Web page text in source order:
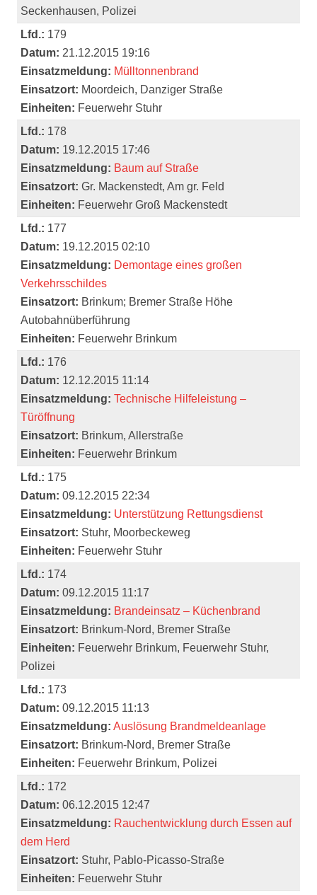
Seckenhausen, Polizei
Lfd.: 179
Datum: 21.12.2015 19:16
Einsatzmeldung: Mülltonnenbrand
Einsatzort: Moordeich, Danziger Straße
Einheiten: Feuerwehr Stuhr
Lfd.: 178
Datum: 19.12.2015 17:46
Einsatzmeldung: Baum auf Straße
Einsatzort: Gr. Mackenstedt, Am gr. Feld
Einheiten: Feuerwehr Groß Mackenstedt
Lfd.: 177
Datum: 19.12.2015 02:10
Einsatzmeldung: Demontage eines großen
Verkehrsschildes
Einsatzort: Brinkum; Bremer Straße Höhe
Autobahnüberführung
Einheiten: Feuerwehr Brinkum
Lfd.: 176
Datum: 12.12.2015 11:14
Einsatzmeldung: Technische Hilfeleistung –
Türöffnung
Einsatzort: Brinkum, Allerstraße
Einheiten: Feuerwehr Brinkum
Lfd.: 175
Datum: 09.12.2015 22:34
Einsatzmeldung: Unterstützung Rettungsdienst
Einsatzort: Stuhr, Moorbeckeweg
Einheiten: Feuerwehr Stuhr
Lfd.: 174
Datum: 09.12.2015 11:17
Einsatzmeldung: Brandeinsatz – Küchenbrand
Einsatzort: Brinkum-Nord, Bremer Straße
Einheiten: Feuerwehr Brinkum, Feuerwehr Stuhr,
Polizei
Lfd.: 173
Datum: 09.12.2015 11:13
Einsatzmeldung: Auslösung Brandmeldeanlage
Einsatzort: Brinkum-Nord, Bremer Straße
Einheiten: Feuerwehr Brinkum, Polizei
Lfd.: 172
Datum: 06.12.2015 12:47
Einsatzmeldung: Rauchentwicklung durch Essen auf
dem Herd
Einsatzort: Stuhr, Pablo-Picasso-Straße
Einheiten: Feuerwehr Stuhr